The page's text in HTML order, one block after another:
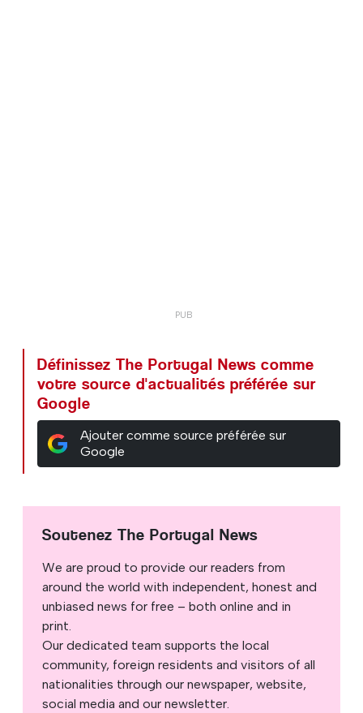
Définissez The Portugal News comme
votre source d'actualités préférée sur
Google
Ajouter comme source préférée sur
Google
Soutenez The Portugal News
We are proud to provide our readers from
around the world with independent, honest and
unbiased news for free – both online and in
print.
Our dedicated team supports the local
community, foreign residents and visitors of all
nationalities through our newspaper, website,
social media and our newsletter.